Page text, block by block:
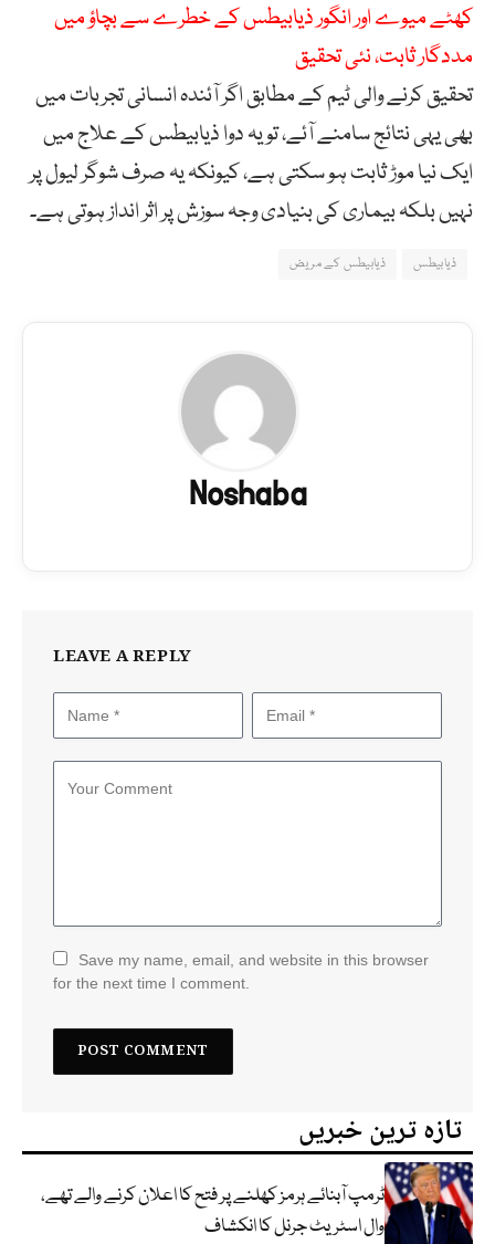
کھٹے میوے اور انگور ذیابیطس کے خطرے سے بچاؤ میں
مددگار ثابت، نئی تحقیق
تحقیق کرنے والی ٹیم کے مطابق اگر آئندہ انسانی تجربات میں
بھی یہی نتائج سامنے آئے، تو یہ دوا ذیابیطس کے علاج میں
ایک نیا موڑ ثابت ہو سکتی ہے، کیونکہ یہ صرف شوگر لیول پر
نہیں بلکہ بیماری کی بنیادی وجہ سوزش پر اثر انداز ہوتی ہے۔
ذیابیطس ذیابیطس کے مریض
Noshaba
LEAVE A REPLY
Save my name, email, and website in this browser
for the next time I comment.
تازہ ترین خبریں
ٹرمپ آبنائے ہرمز کھلنے پر فتح کا اعلان کرنے والے تھے،
وال اسٹریٹ جرنل کا انکشاف